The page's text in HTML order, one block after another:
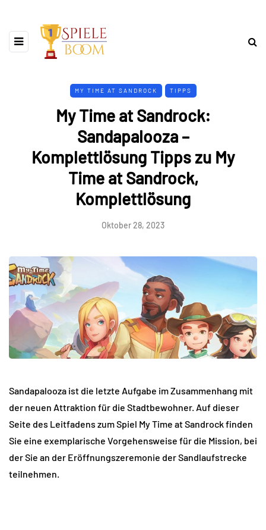
MY TIME AT SANDROCK TIPPS
My Time at Sandrock:
Sandapalooza –
Komplettlösung Tipps zu My
Time at Sandrock,
Komplettlösung
Oktober 28, 2023
Sandapalooza ist die letzte Aufgabe im Zusammenhang mit
der neuen Attraktion für die Stadtbewohner. Auf dieser
Seite des Leitfadens zum Spiel My Time at Sandrock finden
Sie eine exemplarische Vorgehensweise für die Mission, bei
der Sie an der Eröffnungszeremonie der Sandlaufstrecke
teilnehmen.